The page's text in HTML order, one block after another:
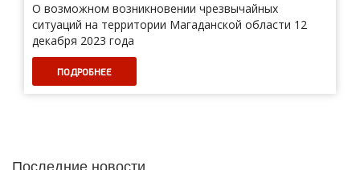
О возможном возникновении чрезвычайных
ситуаций на территории Магаданской области 12
декабря 2023 года
ПОДРОБНЕЕ
Последние новости